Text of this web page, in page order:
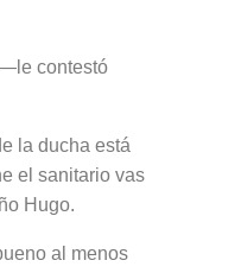
contestó
la ducha está
el sanitario vas
Hugo.
al menos